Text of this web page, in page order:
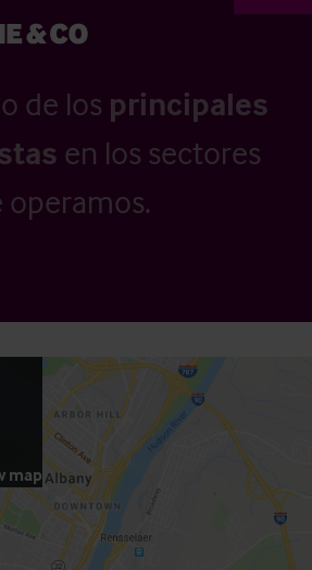
de los principales
en los sectores
operamos.
map